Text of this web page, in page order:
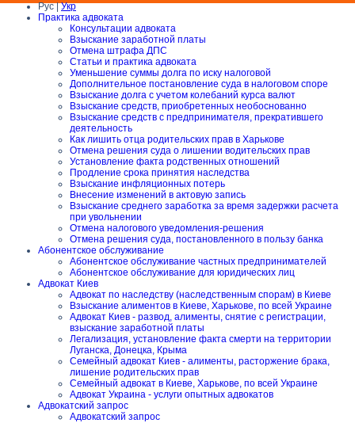
Рус |Укр
Практика адвоката
Консультации адвоката
Взыскание заработной платы
Отмена штрафа ДПС
Статьи и практика адвоката
Уменьшение суммы долга по иску налоговой
Дополнительное постановление суда в налоговом споре
Взыскание долга с учетом колебаний курса валют
Взыскание средств, приобретенных необоснованно
Взыскание средств с предпринимателя, прекратившего
деятельность
Как лишить отца родительских прав в Харькове
Отмена решения суда о лишении водительских прав
Установление факта родственных отношений
Продление срока принятия наследства
Взыскание инфляционных потерь
Внесение изменений в актовую запись
Взыскание среднего заработка за время задержки расчета
при увольнении
Отмена налогового уведомления-решения
Отмена решения суда, постановленного в пользу банка
Абонентское обслуживание
Абонентское обслуживание частных предпринимателей
Абонентское обслуживание для юридических лиц
Адвокат Киев
Адвокат по наследству (наследственным спорам) в Киеве
Взыскание алиментов в Киеве, Харькове, по всей Украине
Адвокат Киев - развод, алименты, снятие с регистрации,
взыскание заработной платы
Легализация, установление факта смерти на территории
Луганска, Донецка, Крыма
Семейный адвокат Киев - алименты, расторжение брака,
лишение родительских прав
Семейный адвокат в Киеве, Харькове, по всей Украине
Адвокат Украина - услуги опытных адвокатов
Адвокатский запрос
Адвокатский запрос